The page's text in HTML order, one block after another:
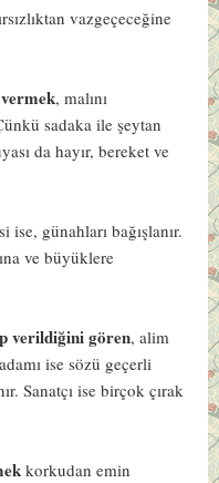
vazgeçeceğine
, malını
sadaka ile şeytan
da hayır, bereket ve
ise, günahları bağışlanır.
ve büyüklere
verildiğini gören, alim
ise sözü geçerli
Sanatçı ise birçok çırak
korkudan emin